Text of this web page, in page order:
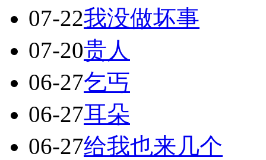
07-22我没做坏事
07-20贵人
06-27乞丐
06-27耳朵
06-27给我也来几个